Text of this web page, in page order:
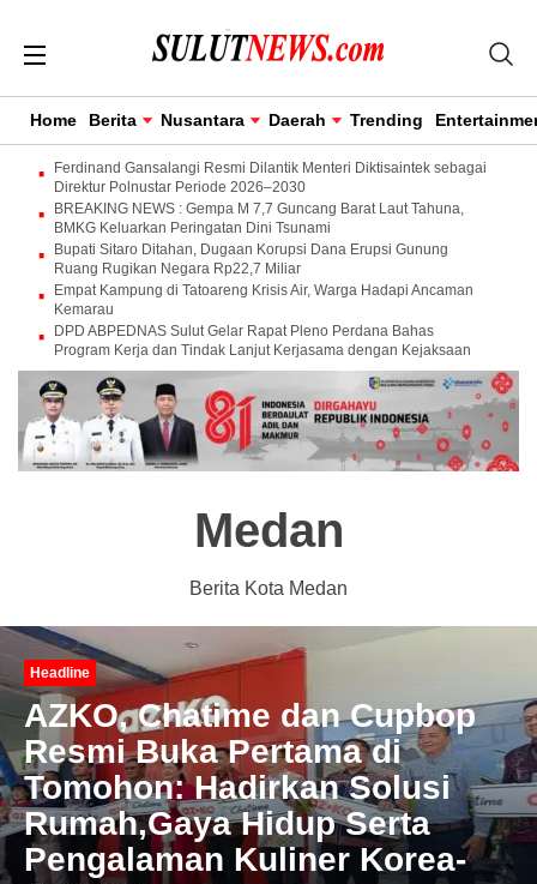
Home Berita Nusantara Daerah Trending
Ferdinand Gansalangi Resmi Dilantik Menteri Diktisaintek sebagai
Direktur Polnustar Periode 2026–2030
BREAKING NEWS : Gempa M 7,7 Guncang Barat Laut Tahuna,
BMKG Keluarkan Peringatan Dini Tsunami
Bupati Sitaro Ditahan, Dugaan Korupsi Dana Erupsi Gunung
Ruang Rugikan Negara Rp22,7 Miliar
Empat Kampung di Tatoareng Krisis Air, Warga Hadapi Ancaman
Kemarau
DPD ABPEDNAS Sulut Gelar Rapat Pleno Perdana Bahas
Program Kerja dan Tindak Lanjut Kerjasama dengan Kejaksaan
Medan
Berita Kota Medan
Headline
AZKO, Chatime dan Cupbop
Resmi Buka Pertama di
Tomohon: Hadirkan Solusi
Rumah,Gaya Hidup Serta
Pengalaman Kuliner Korea-